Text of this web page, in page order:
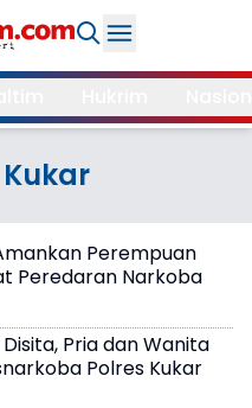
Perempuan
Peredaran Narkoba
Pria dan Wanita
Polres Kukar